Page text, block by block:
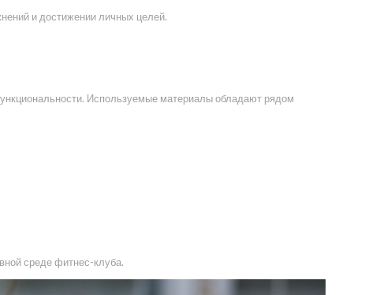
и достижении личных целей.
Используемые материалы обладают рядом
среде фитнес-клуба.